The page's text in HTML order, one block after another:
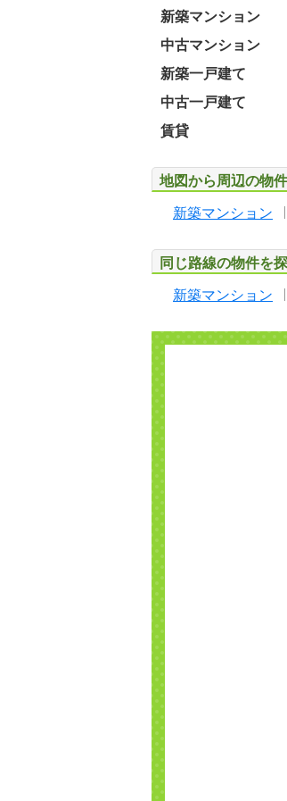
新築マンション
中古マンション
新築一戸建て
中古一戸建て
賃貸
地図から周辺の物
新築マンション
同じ路線の物件を
新築マンション